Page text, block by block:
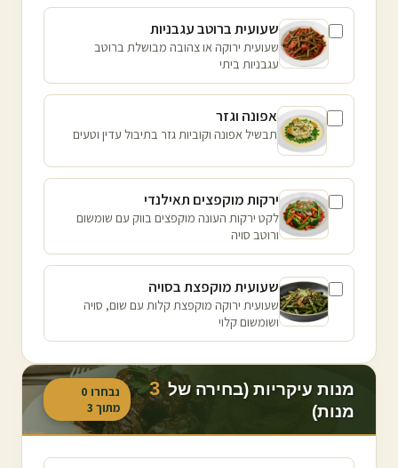
שעועית ברוטב עגבניות
שעועית ירוקה או צהובה מבושלת ברוטב
עגבניות ביתי
אפונה וגזר
תבשיל אפונה וקוביות גזר בתיבול עדין וטעים
ירקות מוקפצים תאילנדי
לקט ירקות העונה מוקפצים בווק עם שומשום
ורוטב סויה
שעועית מוקפצת בסויה
שעועית ירוקה מוקפצת קלות עם שום, סויה
ושומשום קלוי
מנות עיקריות (בחירה של 3
מנות)
נבחרו 0
מתוך 3